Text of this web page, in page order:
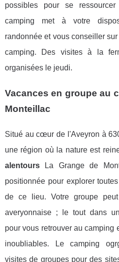
possibles pour se
camping met à votre
randonnée et vous conseiller
camping. Des visites à la
organisées le jeudi.
Vacances en groupe au
Monteillac
Situé au cœur de l'Aveyron à
une région où la nature est
alentours La Grange de
positionnée pour explorer
de ce lieu. Votre groupe
averyonnaise ; le tout dans
pour vous retrouver au camping
inoubliables. Le camping
visites de groupes pour des